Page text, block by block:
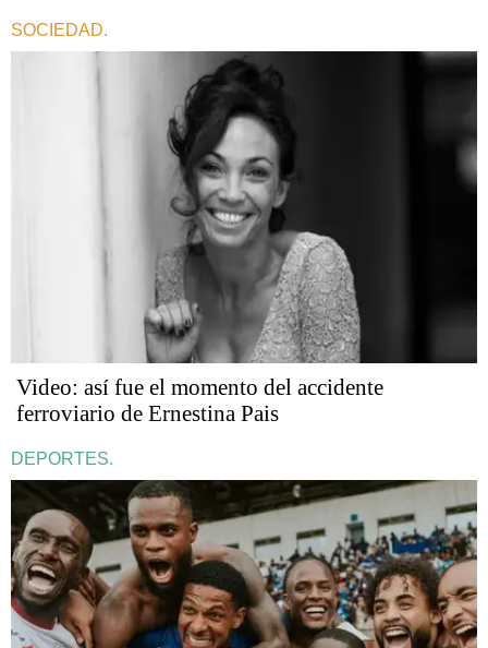
SOCIEDAD.
Video: así fue el momento del accidente
ferroviario de Ernestina Pais
DEPORTES.